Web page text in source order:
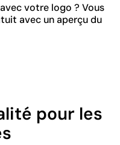
votre logo ? Vous
avec un aperçu du
pour les